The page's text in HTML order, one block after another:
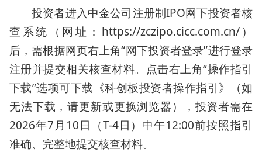
投资者进入中金公司注册制IPO网下投资者核
查系统（网址：https://zczipo.cicc.com.cn/）
后，需根据网页右上角“网下投资者登录”进行登录
注册并提交相关核查材料。点击右上角“操作指引
下载”选项可下载《科创板投资者操作指引》（如
无法下载，请更新或更换浏览器），投资者需在
2026年7月10日（T-4日）中午12:00前按照指引
准确、完整地提交核查材料。